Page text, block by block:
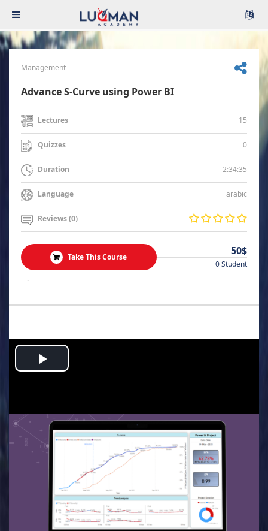
Management
Advance S-Curve using Power BI
Lectures 15
Quizzes 0
Duration 2:34:35
Language arabic
Reviews (0)
Take This Course 50$
0 Student
.
Play